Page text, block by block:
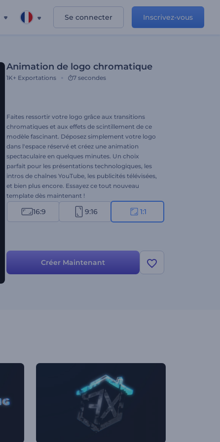
Se connecter Inscrivez-vous
Animation de logo chromatique
1K+ Exportations 7 secondes
Faites ressortir votre logo grâce aux transitions
chromatiques et aux effets de scintillement de ce
modèle fascinant. Déposez simplement votre logo
dans l'espace réservé et créez une animation
spectaculaire en quelques minutes. Un choix
parfait pour les présentations technologiques, les
intros de chaînes YouTube, les publicités télévisées,
et bien plus encore. Essayez ce tout nouveau
template dès maintenant !
16:9 9:16 1:1
Créer Maintenant